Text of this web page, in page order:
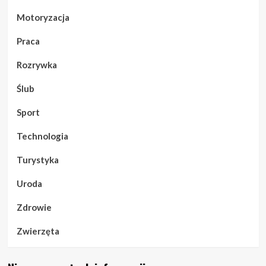
Motoryzacja
Praca
Rozrywka
Ślub
Sport
Technologia
Turystyka
Uroda
Zdrowie
Zwierzęta